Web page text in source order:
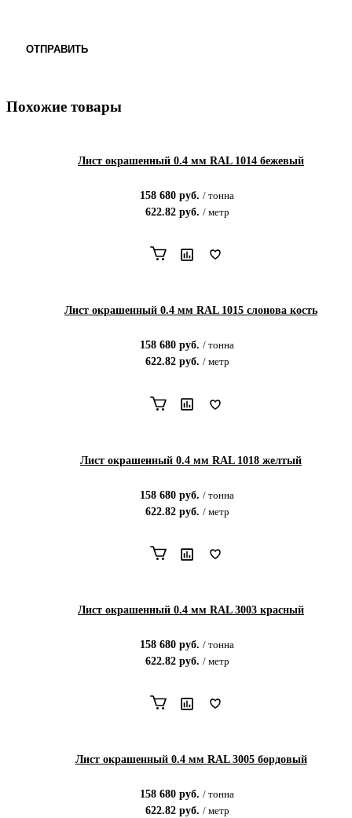
ОТПРАВИТЬ
Похожие товары
Лист окрашенный 0.4 мм RAL 1014 бежевый
158 680 руб. / тонна
622.82руб. / метр
Лист окрашенный 0.4 мм RAL 1015 слонова кость
158 680 руб. / тонна
622.82руб. / метр
Лист окрашенный 0.4 мм RAL 1018 желтый
158 680 руб. / тонна
622.82руб. / метр
Лист окрашенный 0.4 мм RAL 3003 красный
158 680 руб. / тонна
622.82руб. / метр
Лист окрашенный 0.4 мм RAL 3005 бордовый
158 680 руб. / тонна
622.82руб. / метр